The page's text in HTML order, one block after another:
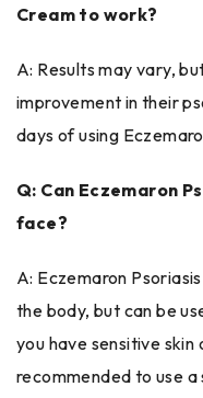
Cream to work?
A: Results may vary,
improvement in their
days of using
Q: Can Eczemaron
face?
A: Eczemaron
the body, but can be
you have sensitive skin
recommended to use